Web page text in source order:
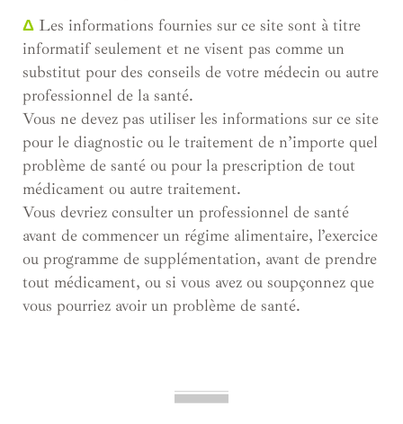
Δ Les informations fournies sur ce site sont à titre
informatif seulement et ne visent pas comme un
substitut pour des conseils de votre médecin ou autre
professionnel de la santé.
Vous ne devez pas utiliser les informations sur ce site
pour le diagnostic ou le traitement de n’importe quel
problème de santé ou pour la prescription de tout
médicament ou autre traitement.
Vous devriez consulter un professionnel de santé
avant de commencer un régime alimentaire, l’exercice
ou programme de supplémentation, avant de prendre
tout médicament, ou si vous avez ou soupçonnez que
vous pourriez avoir un problème de santé.